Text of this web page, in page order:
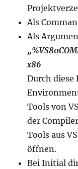
Als
Als
x86
Durch diese
Tools von
der
Tools aus
öffnen.
Bei Initial